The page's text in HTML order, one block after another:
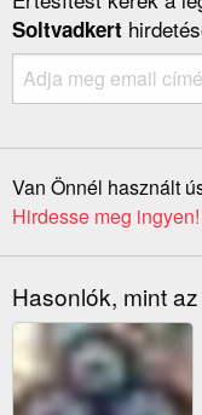
Soltvadkert
Van Önnél használt
Hirdesse meg ingyen!
Hasonlók, mint